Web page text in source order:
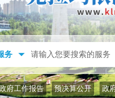
府工作报告 预决算公开 政